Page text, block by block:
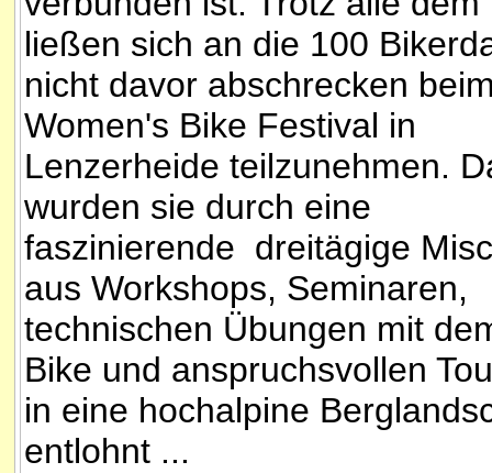
ließen sich an die 100
nicht davor abschrecken
Women's Bike Festival in
Lenzerheide teilzunehmen.
wurden sie durch eine
faszinierende dreitägige
aus Workshops, Seminaren,
technischen Übungen mit
Bike und anspruchsvollen
in eine hochalpine
entlohnt ...